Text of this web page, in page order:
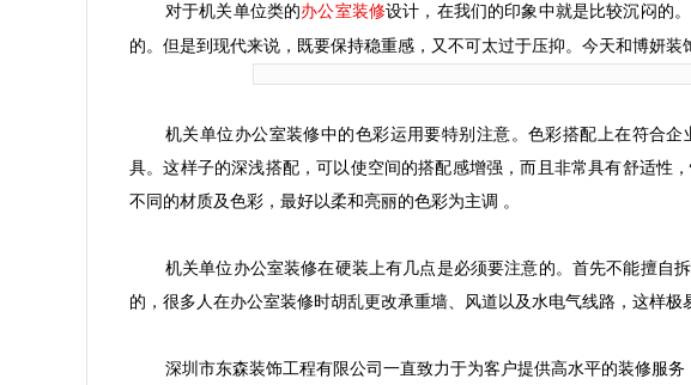
对于机关单位类的办公室装修设计，在我们的印象中就是比较沉闷的
的。但是到现代来说，既要保持稳重感，又不可太过于压抑。今天和博妍装
机关单位办公室装修中的色彩运用要特别注意。色彩搭配上在符合
具。这样子的深浅搭配，可以使空间的搭配感增强，而且非常具有舒适性
不同的材质及色彩，最好以柔和亮丽的色彩为主调 。
机关单位办公室装修在硬装上有几点是必须要注意的。首先不能擅自
的，很多人在办公室装修时胡乱更改承重墙、风道以及水电气线路，这样极
深圳市东森装饰工程有限公司一直致力于为客户提供高水平的装修服